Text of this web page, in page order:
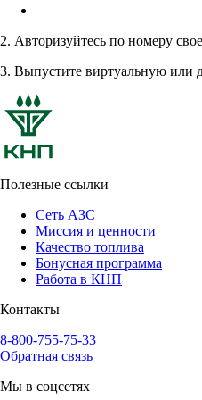
2. Авторизуйтесь по номеру
3. Выпустите виртуальную или
Полезные ссылки
Сеть АЗС
Миссия и ценности
Качество топлива
Бонусная программа
Работа в КНП
Контакты
8-800-755-75-33
Обратная связь
Мы в соцсетях